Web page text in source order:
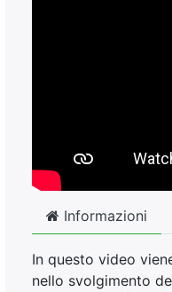
Informazioni
In questo video
nello svolgimento